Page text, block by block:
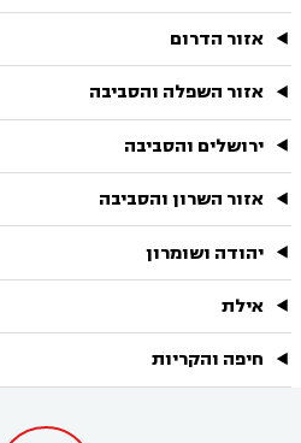
אזור הדרום
אזור השפלה והסביבה
ירושלים והסביבה
אזור השרון והסביבה
יהודה ושומרון
אילת
חיפה והקריות